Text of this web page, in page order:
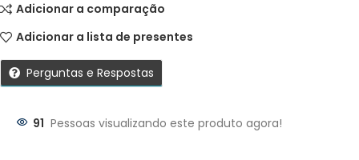
Parcelas:
Adicionar a comparação
Adicionar a lista de presentes
Perguntas e Respostas
91 Pessoas visualizando este produto agora!